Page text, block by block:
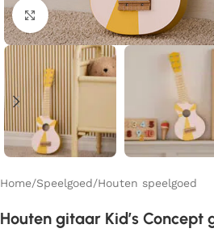
Klik om te vergroten
Home/Speelgoed/Houten speelgoed
Houten gitaar Kid’s Concept